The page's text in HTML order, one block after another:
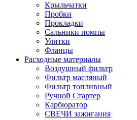
Крыльчатки
Пробки
Прокладки
Сальники помпы
Улитки
Фланцы
Расходные материалы
Воздушный фильтр
Фильтр масляный
Фильтр топливный
Ручной Стартер
Карбюратор
СВЕЧИ зажигания